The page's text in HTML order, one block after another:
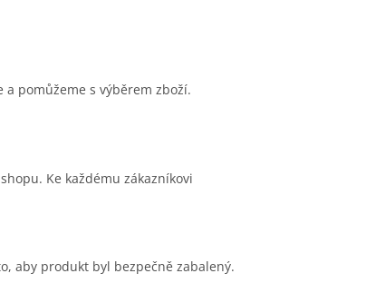
pomůžeme s výběrem zboží.
Ke každému zákazníkovi
aby produkt byl bezpečně zabalený.